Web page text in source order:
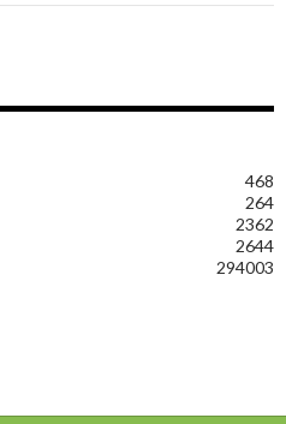
468
264
2362
2644
294003